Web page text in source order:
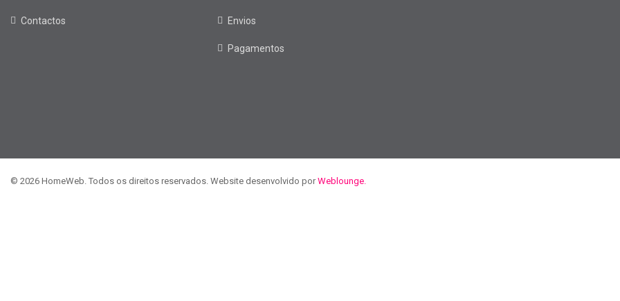
Contactos Envios
Pagamentos
© 2026 HomeWeb. Todos os direitos reservados. Website desenvolvido porWeblounge.